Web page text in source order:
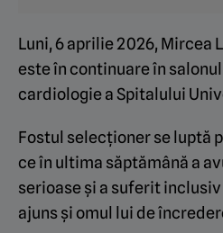
Luni, 6 aprilie 2026, Mircea
este în continuare în
cardiologie a Spitalului
Fostul selecționer se luptă
ce în ultima săptămână a
serioase și a suferit
ajuns și omul lui de